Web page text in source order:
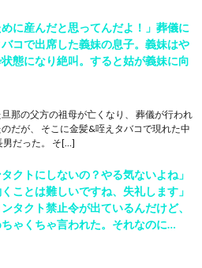
に産んだと思ってんだよ！」葬儀に
コで出席した義妹の息子。義妹はや
態になり絶叫。すると姑が義妹に向
那の父方の祖母が亡くなり、 葬儀が行われ
だが、 そこに金髪&咥えタバコで現れた中
男だった。 そ[…]
クトにしないの？やる気ないよね」
ことは難しいですね、失礼します」
タクト禁止令が出ているんだけど、
ゃくちゃ言われた。それなのに…